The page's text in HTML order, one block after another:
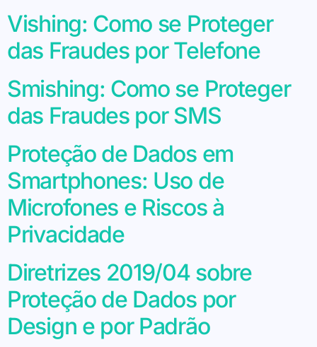
Vishing: Como se Proteger
das Fraudes por Telefone
Smishing: Como se Proteger
das Fraudes por SMS
Proteção de Dados em
Smartphones: Uso de
Microfones e Riscos à
Privacidade
Diretrizes 2019/04 sobre
Proteção de Dados por
Design e por Padrão